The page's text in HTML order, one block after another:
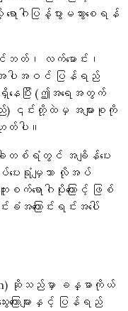
ာဂါပြန့်ပွားမသွားစေရန်
တ်၊ လက်မောင်း၊
းအပါအဝင် ပြန်ရည်
ေပြီး (ဤအရေအတွက်
၎င်းတို့ထဲမှ အများစုကို
ပါ။
ခါတစ်ရံတွင် အချိန်ပေး
ေးရုံမျှသာ လိုအပ်
ရောဂါပိုးကြောင့် ဖြစ်
ြောင်းရင်းအပေါ်
ဆိုသည်မှာ ခန္ဓာကိုယ်
ကြောများနှင့် ပြန်ရည်